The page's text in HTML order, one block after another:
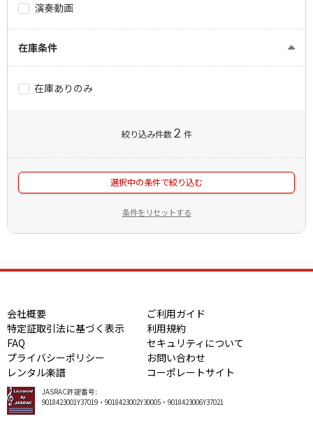
演奏動画
在庫条件
在庫ありのみ
絞り込み件数2 件
選択中の条件で絞り込む
条件をリセットする
会社概要
ご利用ガイド
特定証取引法に基づく表示
利用規約
FAQ
セキュリティについて
プライバシーポリシー
お問い合わせ
レンタル楽譜
コーポレートサイト
JASRAC許諾番号:
9018423001Y37019・9018423002Y30005・9018423006Y37021